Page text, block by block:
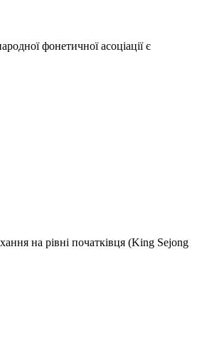
фонетичної асоціації є
на рівні початківця (King Sejong